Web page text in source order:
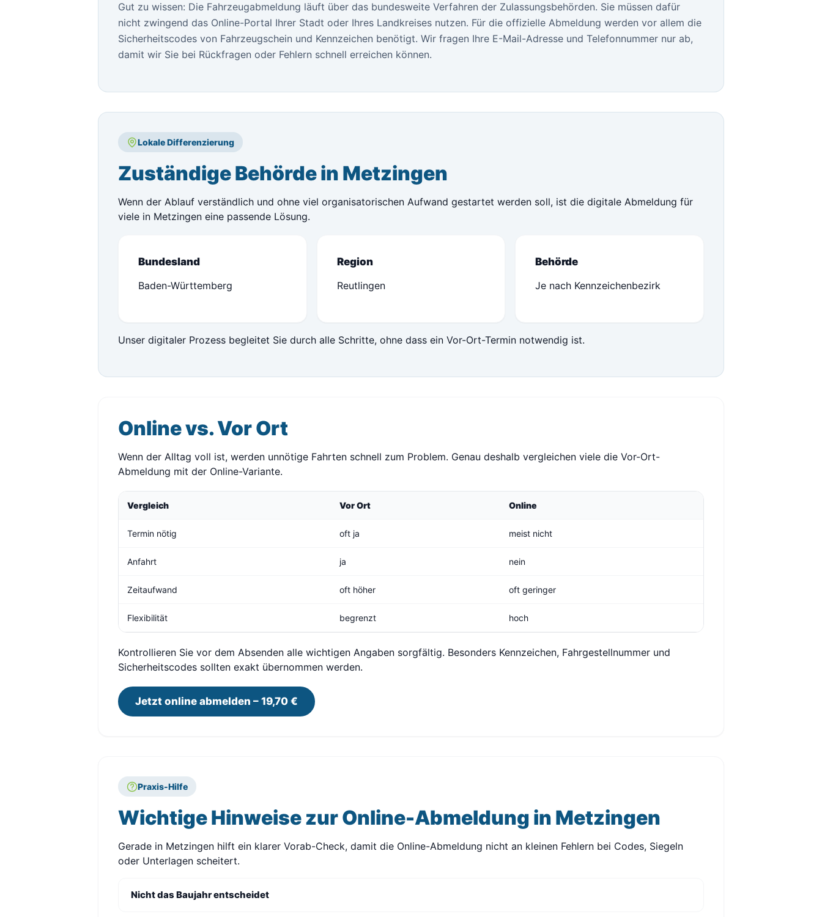
Gut zu wissen: Die Fahrzeugabmeldung läuft über das bundesweite Verfahren der Zulassungsbehörden. Sie müssen dafür
nicht zwingend das Online-Portal Ihrer Stadt oder Ihres Landkreises nutzen. Für die offizielle Abmeldung werden vor allem die
Sicherheitscodes von Fahrzeugschein und Kennzeichen benötigt. Wir fragen Ihre E-Mail-Adresse und Telefonnummer nur ab,
damit wir Sie bei Rückfragen oder Fehlern schnell erreichen können.
Lokale Differenzierung
Zuständige Behörde in Metzingen
Wenn der Ablauf verständlich und ohne viel organisatorischen Aufwand gestartet werden soll, ist die digitale Abmeldung für
viele in Metzingen eine passende Lösung.
Bundesland
Baden-Württemberg
Region
Reutlingen
Behörde
Je nach Kennzeichenbezirk
Unser digitaler Prozess begleitet Sie durch alle Schritte, ohne dass ein Vor-Ort-Termin notwendig ist.
Online vs. Vor Ort
Wenn der Alltag voll ist, werden unnötige Fahrten schnell zum Problem. Genau deshalb vergleichen viele die Vor-Ort-
Abmeldung mit der Online-Variante.
Vergleich Vor Ort Online
Termin nötig oft ja meist nicht
Anfahrt ja nein
Zeitaufwand oft höher oft geringer
Flexibilität begrenzt hoch
Kontrollieren Sie vor dem Absenden alle wichtigen Angaben sorgfältig. Besonders Kennzeichen, Fahrgestellnummer und
Sicherheitscodes sollten exakt übernommen werden.
Jetzt online abmelden – 19,70 €
Praxis-Hilfe
Wichtige Hinweise zur Online-Abmeldung in Metzingen
Gerade in Metzingen hilft ein klarer Vorab-Check, damit die Online-Abmeldung nicht an kleinen Fehlern bei Codes, Siegeln
oder Unterlagen scheitert.
Nicht das Baujahr entscheidet